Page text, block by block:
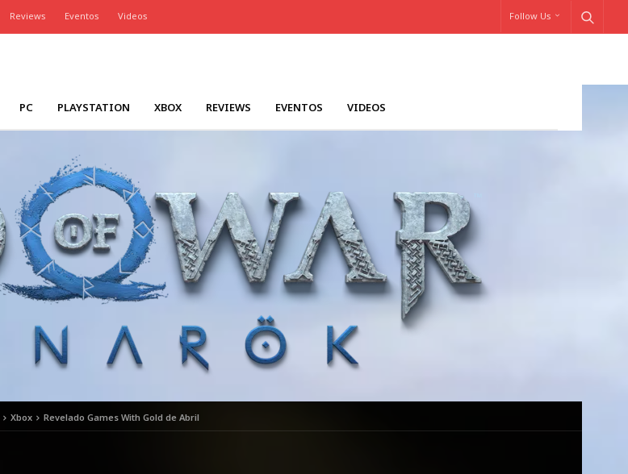
Reviews Eventos Videos Follow Us
PC PLAYSTATION XBOX REVIEWS EVENTOS VIDEOS
Xbox Revelado Games With Gold de Abril